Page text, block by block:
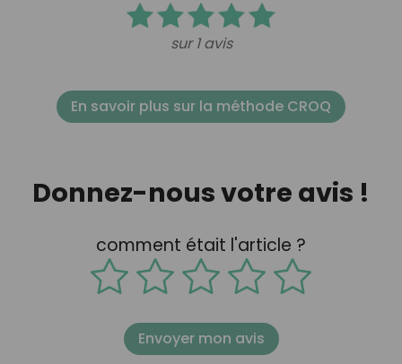
sur 1 avis
En savoir plus sur la méthode CROQ
Donnez-nous votre avis !
comment était l'article ?
Envoyer mon avis